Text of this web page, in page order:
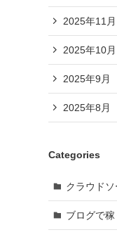
2025年11月
2025年10月
2025年9月
2025年8月
Categories
クラウド
ブログで稼